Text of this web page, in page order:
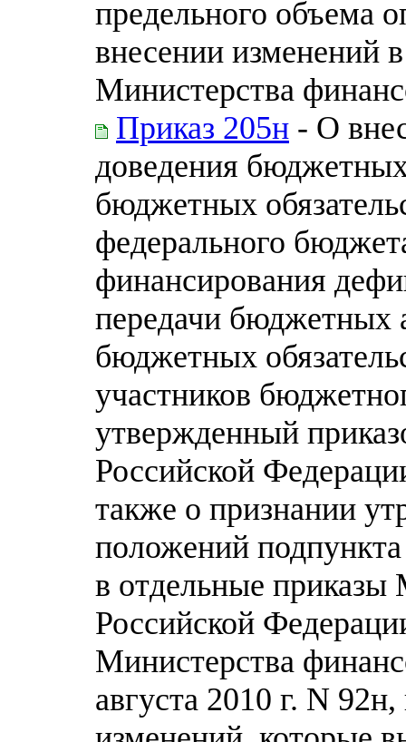
предельного объема
внесении изменений
Министерства
Приказ 205н - О
доведения
бюджетных
федерального
финансирования
передачи бюджетных
бюджетных
участников
утвержденный
Российской
также о признании
положений
в отдельные приказы
Российской
Министерства
августа 2010 г. N